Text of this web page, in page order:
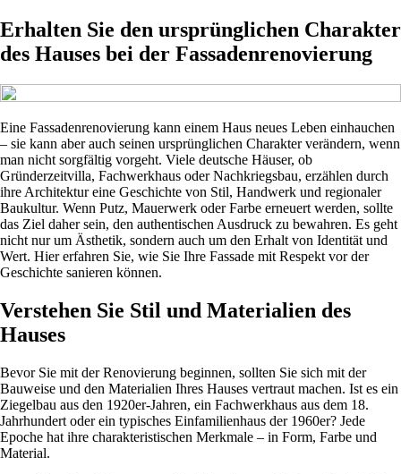
Erhalten Sie den ursprünglichen Charakter
des Hauses bei der Fassadenrenovierung
Eine Fassadenrenovierung kann einem Haus neues Leben einhauchen
– sie kann aber auch seinen ursprünglichen Charakter verändern, wenn
man nicht sorgfältig vorgeht. Viele deutsche Häuser, ob
Gründerzeitvilla, Fachwerkhaus oder Nachkriegsbau, erzählen durch
ihre Architektur eine Geschichte von Stil, Handwerk und regionaler
Baukultur. Wenn Putz, Mauerwerk oder Farbe erneuert werden, sollte
das Ziel daher sein, den authentischen Ausdruck zu bewahren. Es geht
nicht nur um Ästhetik, sondern auch um den Erhalt von Identität und
Wert. Hier erfahren Sie, wie Sie Ihre Fassade mit Respekt vor der
Geschichte sanieren können.
Verstehen Sie Stil und Materialien des
Hauses
Bevor Sie mit der Renovierung beginnen, sollten Sie sich mit der
Bauweise und den Materialien Ihres Hauses vertraut machen. Ist es ein
Ziegelbau aus den 1920er-Jahren, ein Fachwerkhaus aus dem 18.
Jahrhundert oder ein typisches Einfamilienhaus der 1960er? Jede
Epoche hat ihre charakteristischen Merkmale – in Form, Farbe und
Material.